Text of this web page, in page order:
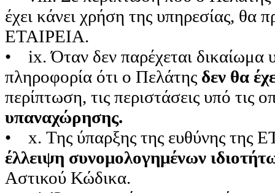
έχει κάνει χρήση της υπηρεσίας, θα
ΕΤΑΙΡΕΙΑ.
• ix. Όταν δεν παρέχεται
πληροφορία ότι ο Πελάτης δεν θα
περίπτωση, τις περιστάσεις υπό τις
υπαναχώρησης.
• x. Της ύπαρξης της ευθύνης της
έλλειψη συνομολογημένων
Αστικού Κώδικα.